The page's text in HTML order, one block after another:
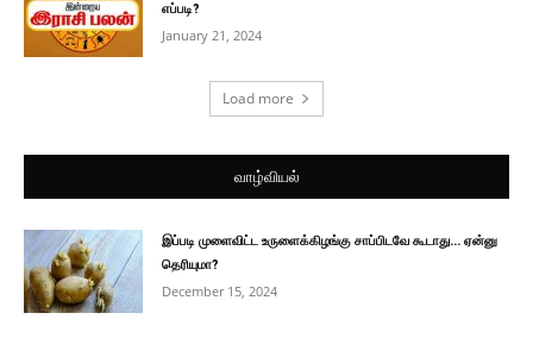
எப்படி?
January 21, 2024
Load more
வாழ்வியல்
இப்படி முளைவிட்ட உருளைக்கிழங்கு சாப்பிடவே கூடாது… ஏன்னு
தெரியுமா?
December 15, 2024